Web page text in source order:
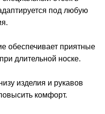
под любую
обеспечивает приятные
длительной носке.
изделия и рукавов
комфорт.